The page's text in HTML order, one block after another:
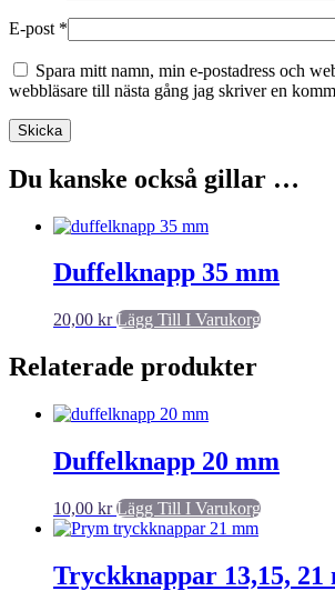
E-post *
Spara mitt namn, min e-postadress och
webbläsare till nästa gång jag skriver en
Du kanske också gillar …
Duffelknapp 35 mm
20,00 kr Lägg Till I Varukorg
Relaterade produkter
Duffelknapp 20 mm
10,00 kr Lägg Till I Varukorg
Tryckknappar 13,15, 21